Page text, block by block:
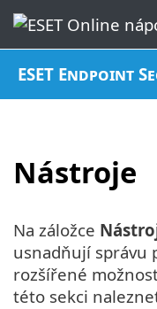
ESET Endpoint
Nástroje
Na záložce
usnadňují správu
rozšířené
této sekci